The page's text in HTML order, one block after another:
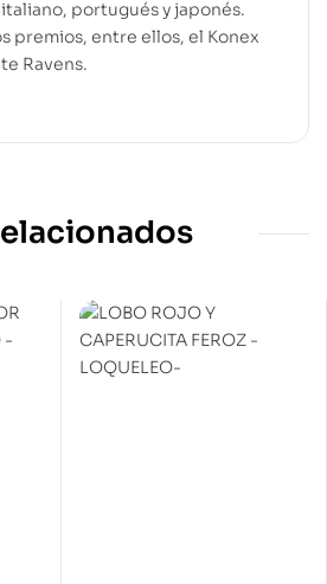
portugués y japonés.
premios, entre ellos, el Konex
Ravens.